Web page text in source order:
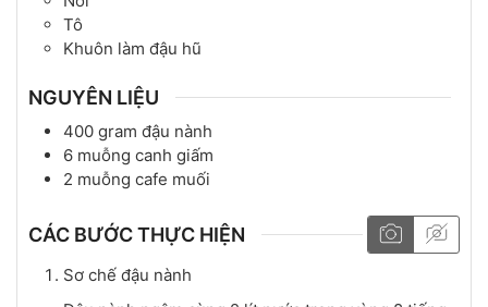
Tô
Khuôn làm đậu hũ
NGUYÊN LIỆU
400 gram đậu nành
6 muỗng canh giấm
2 muỗng cafe muối
CÁC BƯỚC THỰC HIỆN
Sơ chế đậu nành